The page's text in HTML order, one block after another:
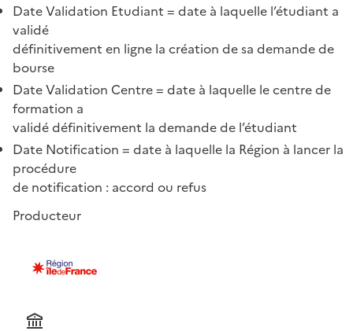
Date Validation Etudiant = date à laquelle l’étudiant a
validé
définitivement en ligne la création de sa demande de
bourse
Date Validation Centre = date à laquelle le centre de
formation a
validé définitivement la demande de l’étudiant
Date Notification = date à laquelle la Région à lancer la
procédure
de notification : accord ou refus
Producteur